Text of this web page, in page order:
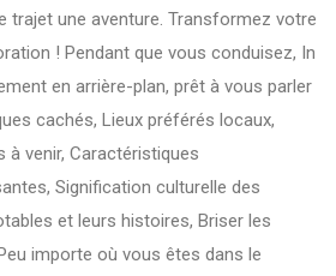
trajet une aventure. Transformez votre
! Pendant que vous conduisez, In
en arrière-plan, prêt à vous parler
cachés, Lieux préférés locaux,
venir, Caractéristiques
Signification culturelle des
et leurs histoires, Briser les
importe où vous êtes dans le